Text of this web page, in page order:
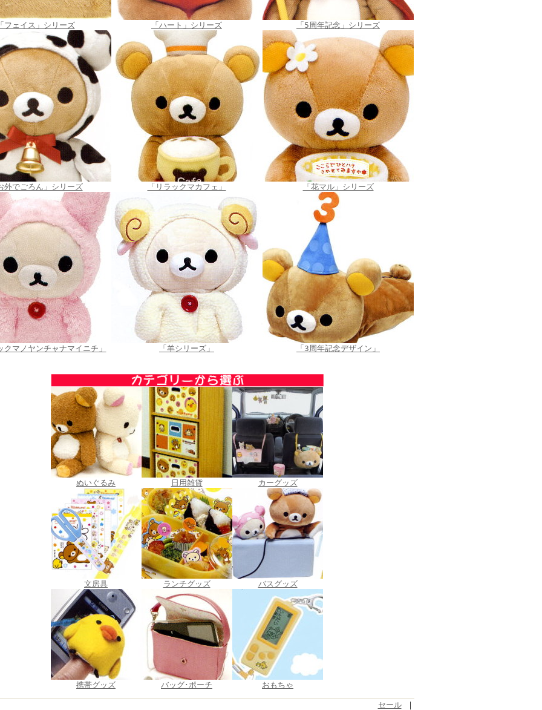
フェイス」シリーズ 「ハート」シリーズ 「5周年記念」シリーズ
外でごろん」シリーズ 「リラックマカフェ」 「花マル」シリーズ
クマノヤンチャナマイニチ」 「羊シリーズ」 「3周年記念デザイン」
ぬいぐるみ 日用雑貨 カーグッズ
文房具 ランチグッズ バスグッズ
携帯グッズ バッグ･ポーチ おもちゃ
セール｜